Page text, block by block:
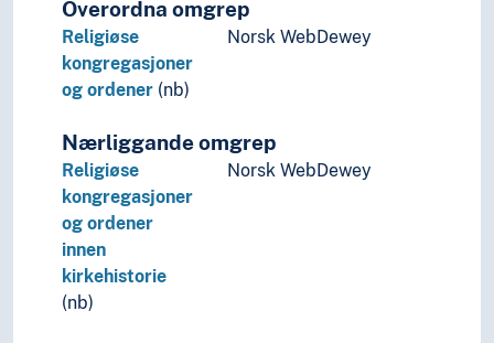
Overordna omgrep
Religiøse
kongregasjoner
og ordener (nb)
Norsk WebDewey
Nærliggande omgrep
Religiøse
kongregasjoner
og ordener
innen
kirkehistorie
(nb)
Norsk WebDewey